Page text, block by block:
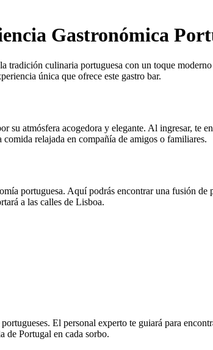
Gastronómica
tradición culinaria portuguesa con un toque
única que ofrece este gastro bar.
su atmósfera acogedora y elegante. Al ingresar, te
relajada en compañía de amigos o familiares.
portuguesa. Aquí podrás encontrar una fusión
a las calles de Lisboa.
El personal experto te guiará para
de Portugal en cada sorbo.